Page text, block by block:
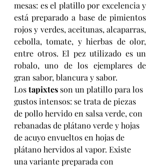
mesas: es el platillo por excelencia y
está preparado a base de pimientos
rojos y verdes, aceitunas, alcaparras,
cebolla, tomate, y hierbas de olor,
entre otros. El pez utilizado es un
robalo, uno de los ejemplares de
gran sabor, blancura y sabor.
Los tapixtes son un platillo para los
gustos intensos: se trata de piezas
de pollo hervido en salsa verde, con
rebanadas de plátano verde y hojas
de acuyo envueltos en hojas de
plátano hervidos al vapor. Existe
una variante preparada con